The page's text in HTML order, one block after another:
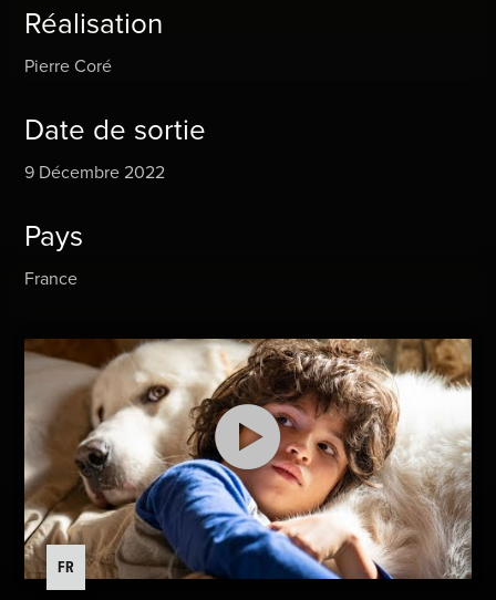
Réalisation
Pierre Coré
Date de sortie
9 Décembre 2022
Pays
France
FR